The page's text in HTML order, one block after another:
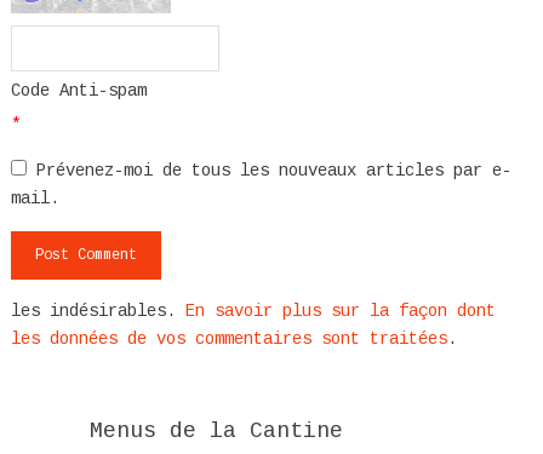
Code Anti-spam
*
Prévenez-moi de tous les nouveaux articles par e-
mail.
les indésirables.
En savoir plus sur la façon dont
les données de vos commentaires sont traitées.
Menus de la Cantine